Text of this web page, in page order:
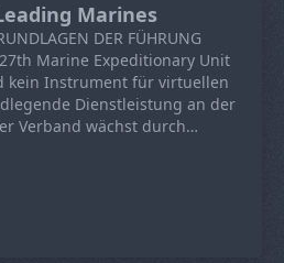
Marines
DER FÜHRUNG
Marine Expeditionary Unit
kein Instrument für virtuellen
Dienstleistung an der
Verband wächst durch…